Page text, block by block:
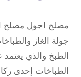
admin
مصلح اجول مصلح
جولة الغاز
الطبخ والذي يعتمد
الطباخات إحدى